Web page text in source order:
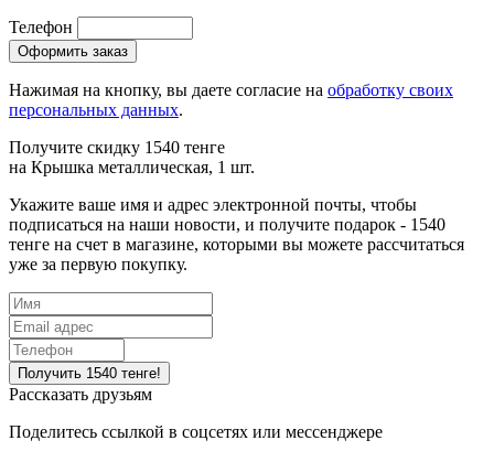
Телефон
Нажимая на кнопку, вы даете согласие на обработку своих
персональных данных.
Получите скидку 1540 тенге
на Крышка металлическая, 1 шт.
Укажите ваше имя и адрес электронной почты, чтобы
подписаться на наши новости, и получите подарок - 1540
тенге на счет в магазине, которыми вы можете рассчитаться
уже за первую покупку.
Рассказать друзьям
Поделитесь ссылкой в соцсетях или мессенджере